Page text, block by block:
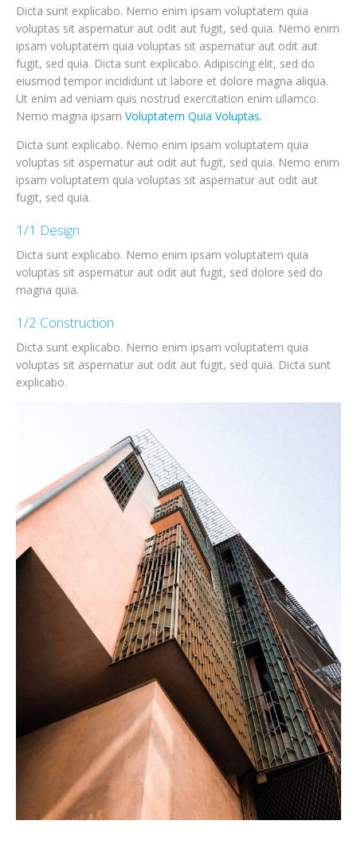
Dicta sunt explicabo. Nemo enim ipsam voluptatem quia
voluptas sit aspernatur aut odit aut fugit, sed quia. Nemo enim
ipsam voluptatem quia voluptas sit aspernatur aut odit aut
fugit, sed quia. Dicta sunt explicabo. Adipiscing elit, sed do
eiusmod tempor incididunt ut labore et dolore magna aliqua.
Ut enim ad veniam quis nostrud exercitation enim ullamco.
Nemo magna ipsam Voluptatem Quia Voluptas.
Dicta sunt explicabo. Nemo enim ipsam voluptatem quia
voluptas sit aspernatur aut odit aut fugit, sed quia. Nemo enim
ipsam voluptatem quia voluptas sit aspernatur aut odit aut
fugit, sed quia.
1/1 Design
Dicta sunt explicabo. Nemo enim ipsam voluptatem quia
voluptas sit aspernatur aut odit aut fugit, sed dolore sed do
magna quia.
1/2 Construction
Dicta sunt explicabo. Nemo enim ipsam voluptatem quia
voluptas sit aspernatur aut odit aut fugit, sed quia. Dicta sunt
explicabo.